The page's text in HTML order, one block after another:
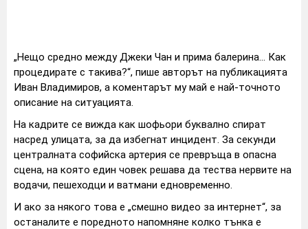
„Нещо средно между Джеки Чан и прима балерина... Как
процедирате с такива?“, пише авторът на публикацията
Иван Владимиров, а коментарът му май е най-точното
описание на ситуацията.
На кадрите се вижда как шофьори буквално спират
насред улицата, за да избегнат инцидент. За секунди
централната софийска артерия се превръща в опасна
сцена, на която един човек решава да тества нервите на
водачи, пешеходци и ватмани едновременно.
И ако за някого това е „смешно видео за интернет“, за
останалите е поредното напомняне колко тънка е